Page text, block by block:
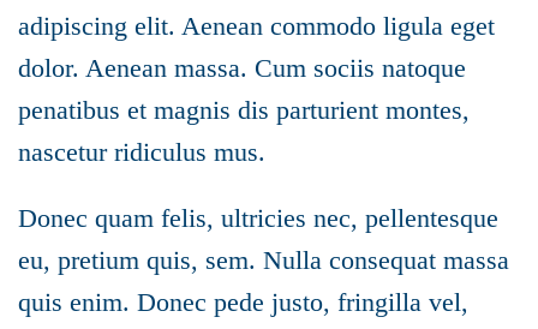
adipiscing elit. Aenean commodo ligula eget
dolor. Aenean massa. Cum sociis natoque
penatibus et magnis dis parturient montes,
nascetur ridiculus mus.
Donec quam felis, ultricies nec, pellentesque
eu, pretium quis, sem. Nulla consequat massa
quis enim. Donec pede justo, fringilla vel,